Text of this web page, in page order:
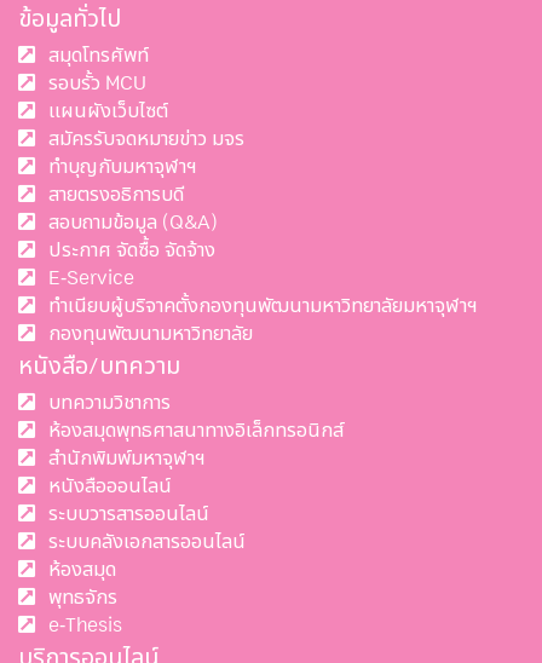
ข้อมูลทั่วไป
สมุดโทรศัพท์
รอบรั้ว MCU
แผนผังเว็บไซต์
สมัครรับจดหมายข่าว มจร
ทำบุญกับมหาจุฬาฯ
สายตรงอธิการบดี
สอบถามข้อมูล (Q&A)
ประกาศ จัดซื้อ จัดจ้าง
E-Service
ทำเนียบผู้บริจาคตั้งกองทุนพัฒนามหาวิทยาลัยมหาจุฬาฯ
กองทุนพัฒนามหาวิทยาลัย
หนังสือ/บทความ
บทความวิชาการ
ห้องสมุดพุทธศาสนาทางอิเล็กทรอนิกส์
สำนักพิมพ์มหาจุฬาฯ
หนังสือออนไลน์
ระบบวารสารออนไลน์
ระบบคลังเอกสารออนไลน์
ห้องสมุด
พุทธจักร
e-Thesis